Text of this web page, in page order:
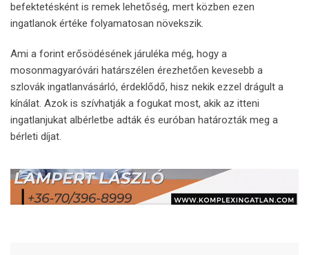
befektetésként is remek lehetőség, mert közben ezen
ingatlanok értéke folyamatosan növekszik.
Ami a forint erősödésének járuléka még, hogy a
mosonmagyaróvári határszélen érezhetően kevesebb a
szlovák ingatlanvásárló, érdeklődő, hisz nekik ezzel drágult a
kínálat. Azok is szívhatják a fogukat most, akik az itteni
ingatlanjukat albérletbe adták és euróban határozták meg a
bérleti díjat.